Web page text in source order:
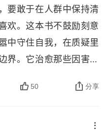
匿名权威
失
独立思考
一种错觉
要敢于在人群中保持清
欢。这本书不鼓励刻意
中守住自我，在质疑里
界。它治愈那些因害怕
在自己的坚定中。读完
有力量。
50 分享